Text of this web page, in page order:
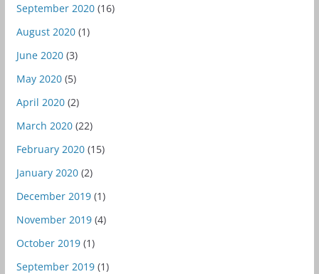
September 2020(16)
August 2020(1)
June 2020(3)
May 2020(5)
April 2020(2)
March 2020(22)
February 2020(15)
January 2020(2)
December 2019(1)
November 2019(4)
October 2019(1)
September 2019(1)